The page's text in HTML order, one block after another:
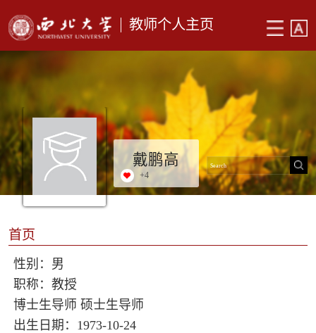
教师个人主页
戴鹏高
+4
首页
性别：男
职称：教授
博士生导师 硕士生导师
出生日期：1973-10-24